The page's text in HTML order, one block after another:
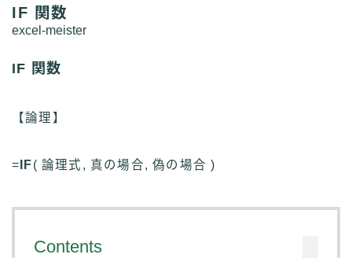
IF 関数
excel-meister
IF 関数
【論理】
= IF( 論理式, 真の場合, 偽の場合 )
Contents